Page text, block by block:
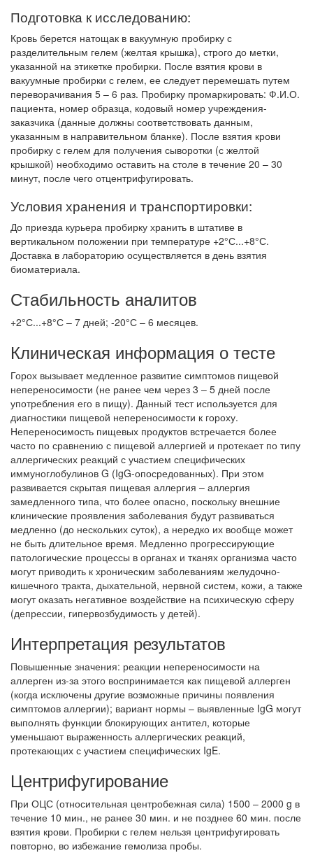
Подготовка к исследованию:
Кровь берется натощак в вакуумную пробирку с
разделительным гелем (желтая крышка), строго до метки,
указанной на этикетке пробирки. После взятия крови в
вакуумные пробирки с гелем, ее следует перемешать путем
переворачивания 5 – 6 раз. Пробирку промаркировать: Ф.И.О.
пациента, номер образца, кодовый номер учреждения-
заказчика (данные должны соответствовать данным,
указанным в направительном бланке). После взятия крови
пробирку с гелем для получения сыворотки (с желтой
крышкой) необходимо оставить на столе в течение 20 – 30
минут, после чего отцентрифугировать.
Условия хранения и транспортировки:
До приезда курьера пробирку хранить в штативе в
вертикальном положении при температуре +2°С...+8°С.
Доставка в лабораторию осуществляется в день взятия
биоматериала.
Стабильность аналитов
+2°С...+8°С – 7 дней; -20°С – 6 месяцев.
Клиническая информация о тесте
Горох вызывает медленное развитие симптомов пищевой
непереносимости (не ранее чем через 3 – 5 дней после
употребления его в пищу). Данный тест используется для
диагностики пищевой непереносимости к гороху.
Непереносимость пищевых продуктов встречается более
часто по сравнению с пищевой аллергией и протекает по типу
аллергических реакций с участием специфических
иммуноглобулинов G (IgG-опосредованных). При этом
развивается скрытая пищевая аллергия – аллергия
замедленного типа, что более опасно, поскольку внешние
клинические проявления заболевания будут развиваться
медленно (до нескольких суток), а нередко их вообще может
не быть длительное время. Медленно прогрессирующие
патологические процессы в органах и тканях организма часто
могут приводить к хроническим заболеваниям желудочно-
кишечного тракта, дыхательной, нервной систем, кожи, а также
могут оказать негативное воздействие на психическую сферу
(депрессии, гипервозбудимость у детей).
Интерпретация результатов
Повышенные значения: реакции непереносимости на
аллерген из-за этого воспринимается как пищевой аллерген
(когда исключены другие возможные причины появления
симптомов аллергии); вариант нормы – выявленные IgG могут
выполнять функции блокирующих антител, которые
уменьшают выраженность аллергических реакций,
протекающих с участием специфических IgE.
Центрифугирование
При ОЦС (относительная центробежная сила) 1500 – 2000 g в
течение 10 мин., не ранее 30 мин. и не позднее 60 мин. после
взятия крови. Пробирки с гелем нельзя центрифугировать
повторно, во избежание гемолиза пробы.